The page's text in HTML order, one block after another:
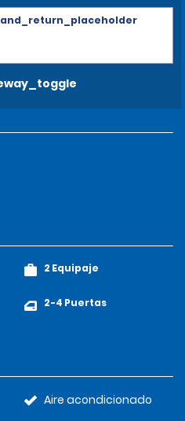
2 Equipaje
2-4 Puertas
Aire acondicionado